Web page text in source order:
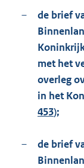
–
de brief
met het
overleg
in het
453);
–
de brief